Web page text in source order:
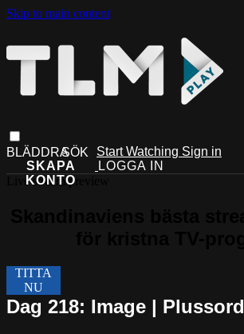
Skip to main content
Start Watching Sign in
Live stream preview
Dag 218: Image | Plussord